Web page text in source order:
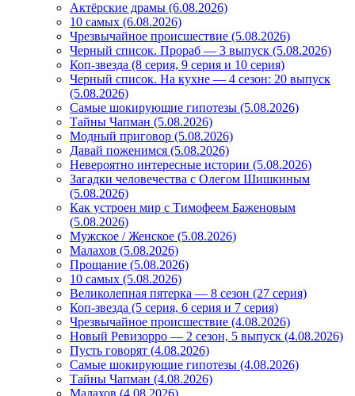
Актёрские драмы (6.08.2026)
10 самых (6.08.2026)
Чрезвычайное происшествие (5.08.2026)
Черный список. Прораб — 3 выпуск (5.08.2026)
Коп-звезда (8 серия, 9 серия и 10 серия)
Черный список. На кухне — 4 сезон: 20 выпуск
(5.08.2026)
Самые шокирующие гипотезы (5.08.2026)
Тайны Чапман (5.08.2026)
Модный приговор (5.08.2026)
Давай поженимся (5.08.2026)
Невероятно интересные истории (5.08.2026)
Загадки человечества с Олегом Шишкиным
(5.08.2026)
Как устроен мир с Тимофеем Баженовым
(5.08.2026)
Мужское / Женское (5.08.2026)
Малахов (5.08.2026)
Прощание (5.08.2026)
10 самых (5.08.2026)
Великолепная пятерка — 8 сезон (27 серия)
Коп-звезда (5 серия, 6 серия и 7 серия)
Чрезвычайное происшествие (4.08.2026)
Новый Ревизорро — 2 сезон, 5 выпуск (4.08.2026)
Пусть говорят (4.08.2026)
Самые шокирующие гипотезы (4.08.2026)
Тайны Чапман (4.08.2026)
Малахов (4.08.2026)